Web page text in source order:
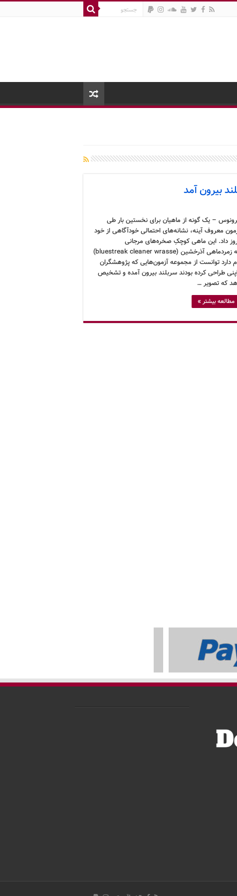
بیرون آمد
– یک گونه از ماهیان برای نخستین بار طی
معروف آینه، نشانه‌های احتمالی خودآگاهی از خود
داد. این ماهی کوچکِ صخره‌های مرجانی
که زمردماهی آذرخشین (bluestreak cleaner wrasse)
دارد توانست از مجموعه آزمون‌هایی که پژوهشگران
طراحی کرده بودند سربلند بیرون آمده و تشخیص
که تصویر …
مطالعه بیشتر »